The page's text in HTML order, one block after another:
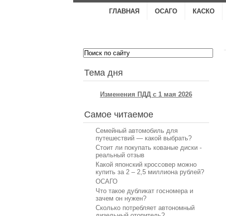
ГЛАВНАЯ ОСАГО КАСКО
Тема дня
Изменения ПДД с 1 мая 2026
Самое читаемое
Семейный автомобиль для
путешествий — какой выбрать?
Стоит ли покупать кованые диски -
реальный отзыв
Какой японский кроссовер можно
купить за 2 – 2,5 миллиона рублей?
ОСАГО
Что такое дубликат госномера и
зачем он нужен?
Сколько потребляет автономный